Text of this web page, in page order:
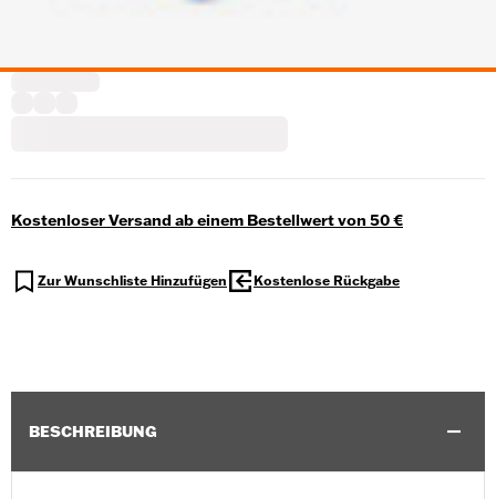
Kostenloser Versand ab einem Bestellwert von 50 €
Zur Wunschliste Hinzufügen Kostenlose Rückgabe
BESCHREIBUNG